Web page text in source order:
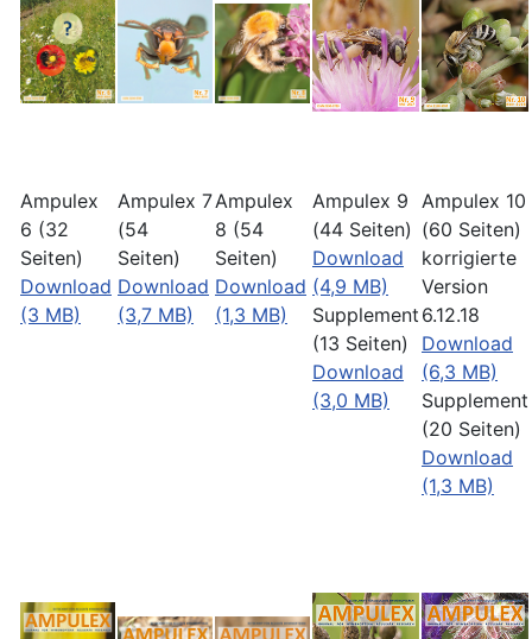
Ampulex
6 (32
Seiten)
Download
(3 MB)
Ampulex 7
(54
Seiten)
Download
(3,7 MB)
Ampulex
8 (54
Seiten)
Download
(1,3 MB)
Ampulex 9
(44 Seiten)
Download
(4,9 MB)
Supplement
(13 Seiten)
Download
(3,0 MB)
Ampulex 10
(60 Seiten)
korrigierte
Version
6.12.18
Download
(6,3 MB)
Supplement
(20 Seiten)
Download
(1,3 MB)